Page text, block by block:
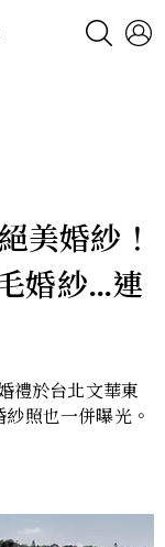
美婚紗！
婚紗…連
禮於台北文華東
照也一併曝光。